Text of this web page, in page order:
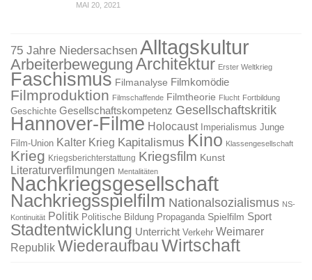
MAI 20, 2021
75 Jahre Niedersachsen Alltagskultur
Arbeiterbewegung Architektur Erster Weltkrieg
Faschismus Filmanalyse Filmkomödie
Filmproduktion Filmschaffende Filmtheorie Flucht Fortbildung
Geschichte Gesellschaftskompetenz Gesellschaftskritik
Hannover-Filme Holocaust Imperialismus Junge
Film-Union Kalter Krieg Kapitalismus Kino Klassengesellschaft
Krieg Kriegsberichterstattung Kriegsfilm Kunst
Literaturverfilmungen Mentalitäten
Nachkriegsgesellschaft
Nachkriegsspielfilm Nationalsozialismus NS-
Kontinuität Politik Politische Bildung Propaganda Spielfilm Sport
Stadtentwicklung Unterricht Verkehr Weimarer
Republik WiederaufbauWirtschaft